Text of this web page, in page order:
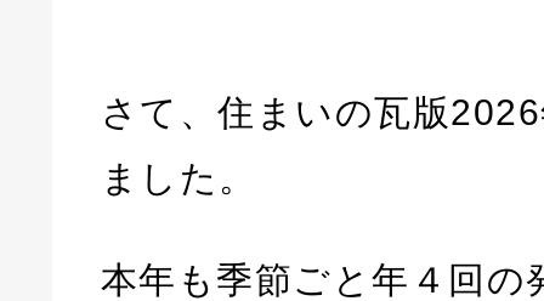
さて、住まいの瓦版
ました。
本年も季節ごと年４回の